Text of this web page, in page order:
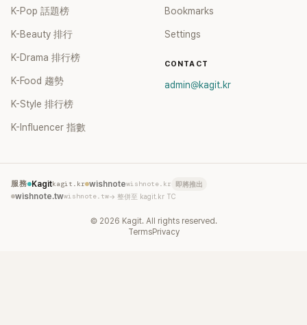
销售量，占初期销售的30%以上。 尽管这并不是说，女团就绝
成结构上本就不太相同且持续在变动当中，就有如早期常说
的，女团卖的是音源，男团卖的是专辑，但如今男团的音源成
绩也明显有了起色，女团专辑要卖破百万也非难事，都能感受
到KPOP市场的转变，也让经纪公司在市场策略上有了更多需
于单一市场都会是艺人在未来发展上的潜在风险。
K-Pop 話題榜
K-Beauty 排行
K-Drama 排行榜
K-Food 趨勢
K-Style 排行榜
K-Influencer 指數
Bookmarks
Settings
CONTACT
admin@kagit.kr
服務 Kagitkagit.kr wishnotewishnote.kr 即將推出
wishnote.twwishnote.tw→ 整併至 kagit.kr TC
© 2026 Kagit. All rights reserved.
TermsPrivacy